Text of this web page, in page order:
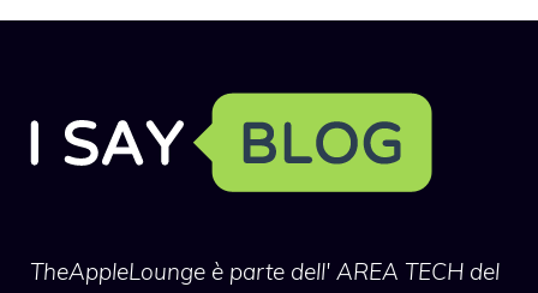
TheAppleLounge è parte dell' AREA TECH del